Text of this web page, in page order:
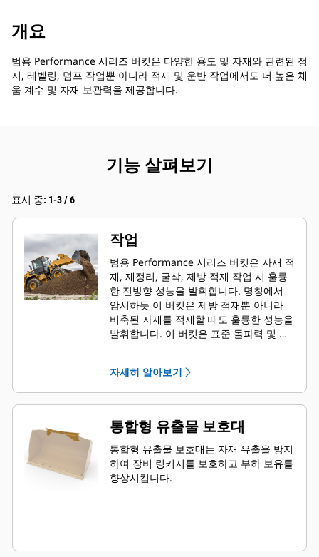
개요
범용 Performance 시리즈 버킷은 다양한 용도 및 자재와 관련된 정
지, 레벨링, 덤프 작업뿐 아니라 적재 및 운반 작업에서도 더 높은 채
움 계수 및 자재 보관력을 제공합니다.
기능 살펴보기
표시 중: 1-3 / 6
작업
범용 Performance 시리즈 버킷은 자재 적
재, 재정리, 굴삭, 제방 적재 작업 시 훌륭
한 전방향 성능을 발휘합니다. 명칭에서
암시하듯 이 버킷은 제방 적재뿐 아니라
비축된 자재를 적재할 때도 훌륭한 성능을
발휘합니다. 이 버킷은 표준 돌파력 및 마
Performance 시리즈 버킷의 채움 계수는
지정된 용량의 115%까지 가능합니다.
자세히 알아보기
통합형 유출물 보호대
통합형 유출물 보호대는 자재 유출을 방지
하여 장비 링키지를 보호하고 부하 보유를
향상시킵니다.